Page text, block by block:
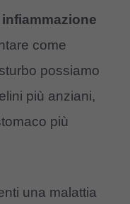
infiammazione
come
possiamo
più anziani,
più
una malattia